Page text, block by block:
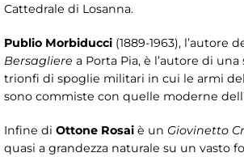
Cattedrale di Losanna.
Publio Morbiducci (1889-1963), l’autore
Bersagliere a Porta Pia, è l’autore di
trionfi di spoglie militari in cui le armi
sono commiste con quelle moderne
Infine di Ottone Rosai è un Giovinetto
quasi a grandezza naturale su un vasto